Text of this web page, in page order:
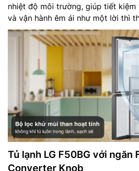
nhiệt độ môi trường, giúp tiết kiệm
và vận hành êm ái như một lời thì
Tủ lạnh LG F50BG với ngăn
Converter Knob